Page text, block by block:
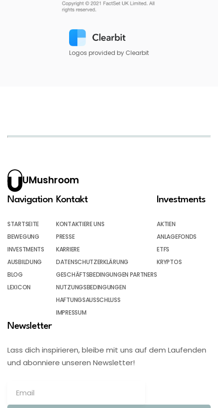
Logos provided by Clearbit
UMushroom
Navigation
STARTSEITE
BEWEGUNG
INVESTMENTS
AUSBILDUNG
BLOG
LEXICON
Kontakt
KONTAKTIERE UNS
PRESSE
KARRIERE
DATENSCHUTZERKLÄRUNG
GESCHÄFTSBEDINGUNGEN PARTNERS
NUTZUNGSBEDINGUNGEN
HAFTUNGSAUSSCHLUSS
IMPRESSUM
Investments
AKTIEN
ANLAGEFONDS
ETFS
KRYPTOS
Newsletter
Lass dich inspirieren, bleibe mit uns auf dem Laufenden
und abonniere unseren Newsletter!